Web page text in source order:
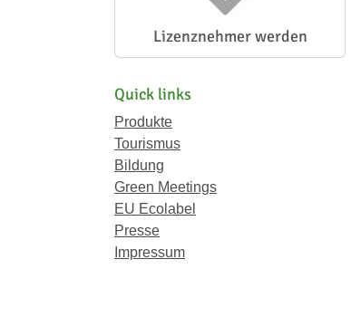
Lizenznehmer werden
Quick links
Produkte
Tourismus
Bildung
Green Meetings
EU Ecolabel
Presse
Impressum